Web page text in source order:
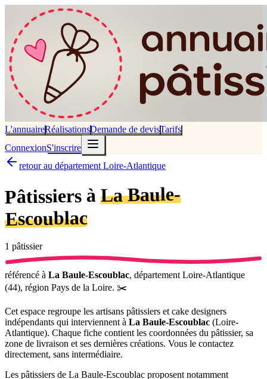
L'annuaireRéalisationsDemande de devisTarifs
ConnexionS'inscrire
retour au département Loire-Atlantique
Pâtissiers à La Baule-
Escoublac
1 pâtissier
référencé à La Baule-Escoublac, département Loire-Atlantique
(44), région Pays de la Loire. ✂️
Cet espace regroupe les artisans pâtissiers et cake designers
indépendants qui interviennent à La Baule-Escoublac (Loire-
Atlantique). Chaque fiche contient les coordonnées du pâtissier, sa
zone de livraison et ses dernières créations. Vous le contactez
directement, sans intermédiaire.
Les pâtissiers de La Baule-Escoublac proposent notamment